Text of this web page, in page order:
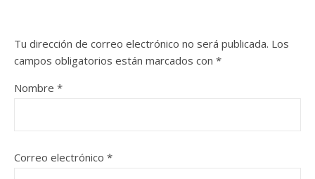
Tu dirección de correo electrónico no será publicada. Los
campos obligatorios están marcados con *
Nombre *
Correo electrónico *